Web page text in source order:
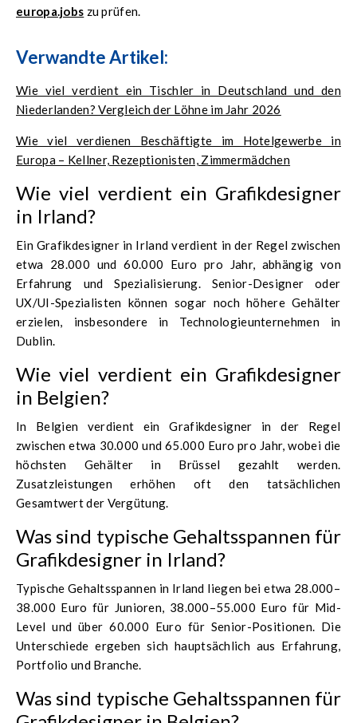
europa.jobs zu prüfen.
Verwandte Artikel:
Wie viel verdient ein Tischler in Deutschland und den
Niederlanden? Vergleich der Löhne im Jahr 2026
Wie viel verdienen Beschäftigte im Hotelgewerbe in
Europa – Kellner, Rezeptionisten, Zimmermädchen
Wie viel verdient ein Grafikdesigner
in Irland?
Ein Grafikdesigner in Irland verdient in der Regel zwischen
etwa 28.000 und 60.000 Euro pro Jahr, abhängig von
Erfahrung und Spezialisierung. Senior-Designer oder
UX/UI-Spezialisten können sogar noch höhere Gehälter
erzielen, insbesondere in Technologieunternehmen in
Dublin.
Wie viel verdient ein Grafikdesigner
in Belgien?
In Belgien verdient ein Grafikdesigner in der Regel
zwischen etwa 30.000 und 65.000 Euro pro Jahr, wobei die
höchsten Gehälter in Brüssel gezahlt werden.
Zusatzleistungen erhöhen oft den tatsächlichen
Gesamtwert der Vergütung.
Was sind typische Gehaltsspannen für
Grafikdesigner in Irland?
Typische Gehaltsspannen in Irland liegen bei etwa 28.000–
38.000 Euro für Junioren, 38.000–55.000 Euro für Mid-
Level und über 60.000 Euro für Senior-Positionen. Die
Unterschiede ergeben sich hauptsächlich aus Erfahrung,
Portfolio und Branche.
Was sind typische Gehaltsspannen für